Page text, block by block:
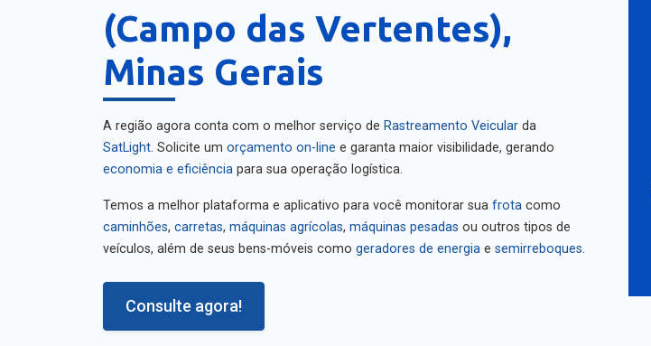
(Campo das Vertentes),
Minas Gerais
A região agora conta com o melhor serviço de Rastreamento Veicular da
SatLight . Solicite um orçamento on-line e garanta maior visibilidade, gerando
economia e eficiência para sua operação logística.
Temos a melhor plataforma e aplicativo para você monitorar sua frota como
caminhões carretas máquinas agrícolas máquinas pesadas ou outros tipos de
veículos, além de seus bens-móveis como geradores de energia e semirreboques
Consulte agora!